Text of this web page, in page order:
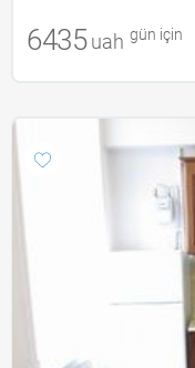
6435 uah gün için